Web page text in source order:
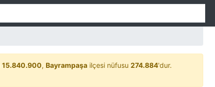
15.840.900, Bayrampaşa ilçesi nüfusu 274.884'dur.